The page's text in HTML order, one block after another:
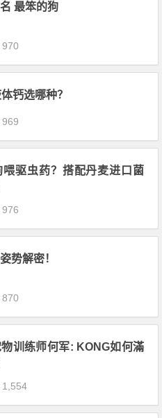
最笨的狗
970
钙选哪种？
969
喂驱虫药？搭配丹麦进口菌
976
势解密！
870
训练师何军: KONG如何滿
1,554